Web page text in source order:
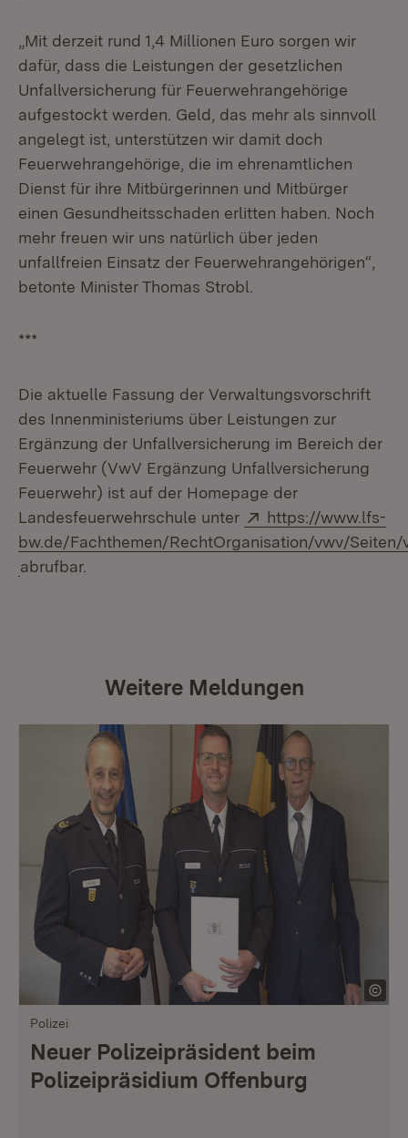
„Mit derzeit rund 1,4 Millionen Euro sorgen wir
dafür, dass die Leistungen der gesetzlichen
Unfallversicherung für Feuerwehrangehörige
aufgestockt werden. Geld, das mehr als sinnvoll
angelegt ist, unterstützen wir damit doch
Feuerwehrangehörige, die im ehrenamtlichen
Dienst für ihre Mitbürgerinnen und Mitbürger
einen Gesundheitsschaden erlitten haben. Noch
mehr freuen wir uns natürlich über jeden
unfallfreien Einsatz der Feuerwehrangehörigen“,
betonte Minister Thomas Strobl.
***
Die aktuelle Fassung der Verwaltungsvorschrift
des Innenministeriums über Leistungen zur
Ergänzung der Unfallversicherung im Bereich der
Feuerwehr (VwV Ergänzung Unfallversicherung
Feuerwehr) ist auf der Homepage der
Landesfeuerwehrschule unter
Extern:
https://www.lfs-
bw.de/Fachthemen/RechtOrganisation/vwv/
(Öffnet in neuem Fenster)
abrufbar.
Weitere Meldungen
Polizei
Neuer Polizeipräsident beim
Polizeipräsidium Offenburg